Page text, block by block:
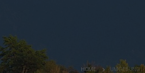
HOME UMGEBUNG